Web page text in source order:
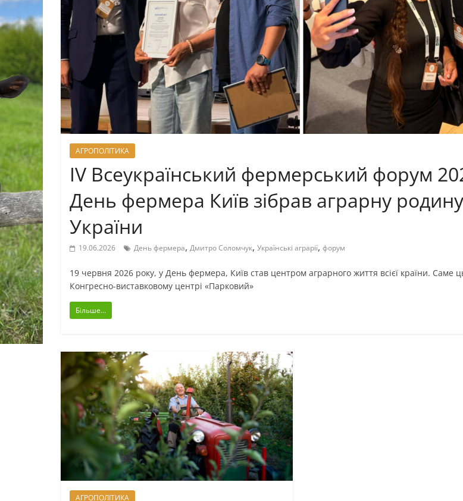
АГРОПОЛІТИКА
IV Всеукраїнський фермерський форум
День фермера Київ зібрав аграрну родину
України
19.06.2026 День фермера, Дмитро Соломчук, Українські аграрії, форум
19 червня 2026 року, у День фермера, Київ став центром аграрного життя всієї країни. Саме
Конгресно-виставковому центрі «Парковий»
Більше...
АГРОПОЛІТИКА